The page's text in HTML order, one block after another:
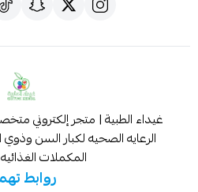
غيداء الطبية | متجر إلكتروني
الرعايه الصحيه لكبار السن
المكملات
روابط